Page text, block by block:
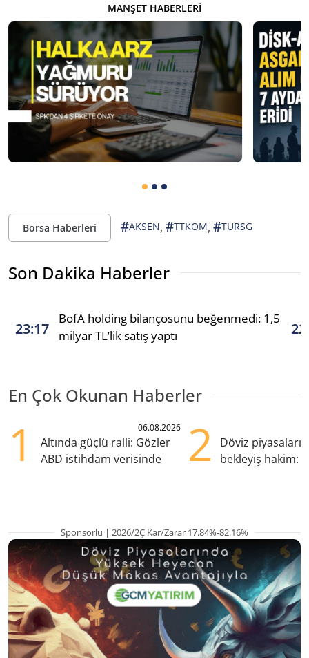
MANŞET HABERLERI
Borsa Haberleri #AKSEN, #TTKOM, #TURSG
Son Dakika Haberler
23:17
BofA holding bilançosunu beğenmedi: 1,5
milyar TL’lik satış yaptı
En Çok Okunan Haberler
1 06.08.2026
Altında güçlü ralli: Gözler
ABD istihdam verisinde
2
Döviz
bekleyiş hakim:
Sponsorlu | 2026/2Ç Kar/Zarar 17.84%-82.16%